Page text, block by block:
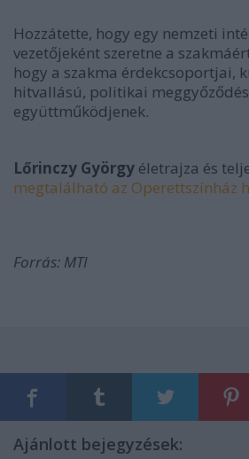
Hozzátette, hogy egy nemzeti
vezetőjeként szeretne a
hogy a szakma érdekcsoportjai,
hitvallású, politikai
együttműködjenek.
Lőrinczy György életrajza és
megtalálható az Operettszínház
Forrás: MTI
Ajánlott bejegyzések: